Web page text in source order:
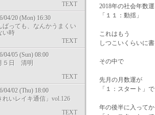
TEXT
04/20 (Mon) 16:30
ばっても、なんかうまくい
い時
TEXT
04/05 (Sun) 08:00
５日 清明
TEXT
04/02 (Thu) 18:00
れいレイキ通信」vol.126
TEXT
2018年の社会年数
「１１：動揺」
これはもう
しつこいくらいに
その中で
先月の月数運が
「１：スタート」
年の後半に入って